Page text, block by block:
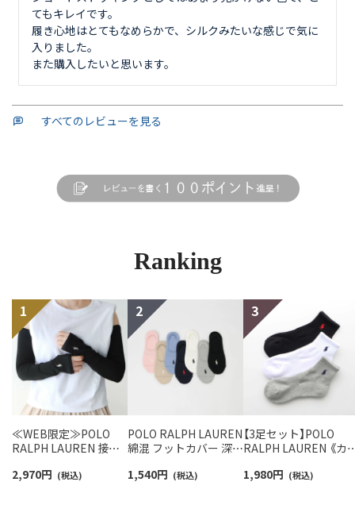
てもキレイです。
履き心地はとてもなめらかで、シルクみたいな感じで気に
入りました。
すべてのレビューを見る
Ranking
≪WEB限定≫POLO
RALPH LAUREN 接触
ームカバー ＆ レッグウ
2,970円 (税込)
POLO RALPH LAUREN
綿混 フットカバー 深履
カバーソックス レディ
1,540円 (税込)
【3足セット】POLO
RALPH LAUREN 《カ
アーチサポート ワンポ
1,980円 (税込)